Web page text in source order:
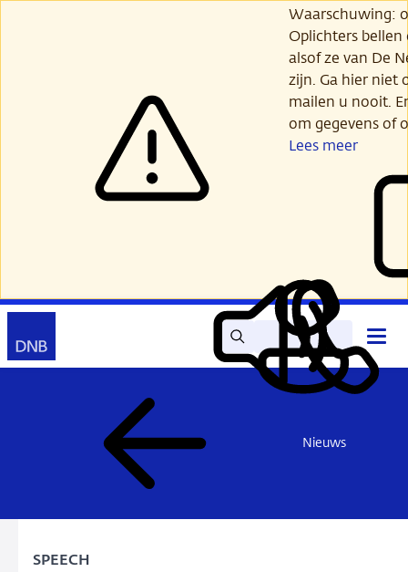
Waarschuwing:
Oplichters
alsof ze van De
zijn. Ga hier niet
mailen u nooit.
om gegevens of
Lees meer
Zoek Lees
voor
Mijn
DNB
Contact
Nieuws
SPEECH